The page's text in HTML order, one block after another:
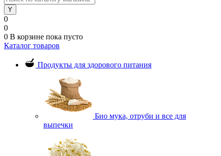
0
0
0 В корзине пока пусто
Каталог товаров
Продукты для здорового питания
Био мука, отруби и все для
выпечки